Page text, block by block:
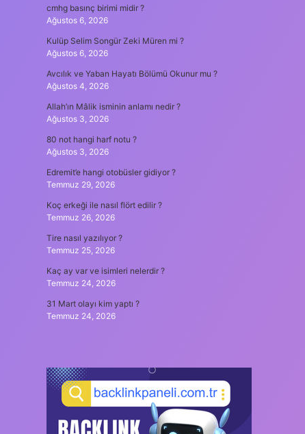
cmhg basınç birimi midir ?
Ağustos 6, 2026
Kulüp Selim Songür Zeki Müren mi ?
Ağustos 6, 2026
Avcılık ve Yaban Hayatı Bölümü Okunur mu ?
Ağustos 4, 2026
Allah’ın Mâlik isminin anlamı nedir ?
Ağustos 3, 2026
80 not hangi harf notu ?
Ağustos 3, 2026
Edremit’e hangi otobüsler gidiyor ?
Temmuz 29, 2026
Koç erkeği ile nasıl flört edilir ?
Temmuz 26, 2026
Tire nasıl yazılıyor ?
Temmuz 25, 2026
Kaç ay var ve isimleri nelerdir ?
Temmuz 24, 2026
31 Mart olayı kim yaptı ?
Temmuz 24, 2026